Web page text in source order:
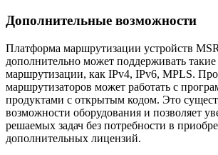
Дополнительные возможности
Платформа маршрутизации устройств
дополнительно может поддерживать
маршрутизации, как IPv4, IPv6, MPLS.
маршрутизаторов может работать с
продуктами с открытым кодом. Это
возможности оборудования и позволяет
решаемых задач без потребности в
дополнительных лицензий.